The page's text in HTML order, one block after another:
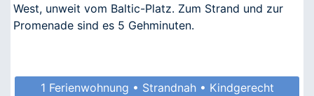
West, unweit vom Baltic-Platz. Zum Strand und zur
Promenade sind es 5 Gehminuten.
1 Ferienwohnung • Strandnah • Kindgerecht